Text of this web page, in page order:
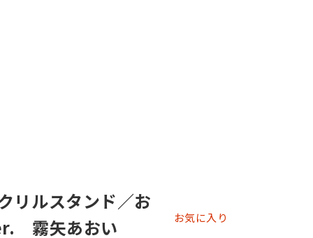
リルスタンド／お
霧矢あおい
お気に入り